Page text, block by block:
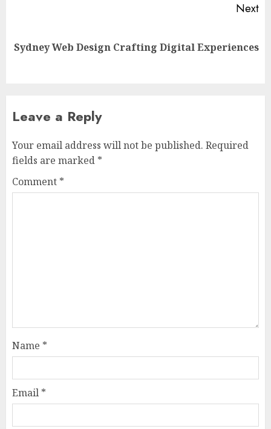
Next
Next
Sydney Web Design Crafting Digital Experiences
Leave a Reply
Your email address will not be published. Required
fields are marked *
Comment *
Name *
Email *